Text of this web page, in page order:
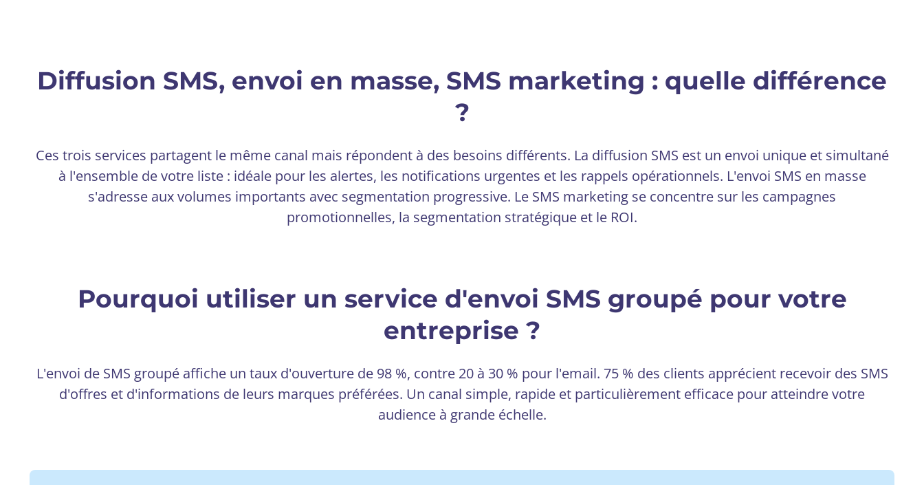
Diffusion SMS, envoi en masse, SMS marketing : quelle différence
?
Ces trois services partagent le même canal mais répondent à des besoins différents. La diffusion SMS est un envoi unique et simultané
à l'ensemble de votre liste : idéale pour les alertes, les notifications urgentes et les rappels opérationnels. L'envoi SMS en masse
s'adresse aux volumes importants avec segmentation progressive. Le SMS marketing se concentre sur les campagnes
promotionnelles, la segmentation stratégique et le ROI.
Pourquoi utiliser un service d'envoi SMS groupé pour votre
entreprise ?
L'envoi de SMS groupé affiche un taux d'ouverture de 98 %, contre 20 à 30 % pour l'email. 75 % des clients apprécient recevoir des SMS
d'offres et d'informations de leurs marques préférées. Un canal simple, rapide et particulièrement efficace pour atteindre votre
audience à grande échelle.